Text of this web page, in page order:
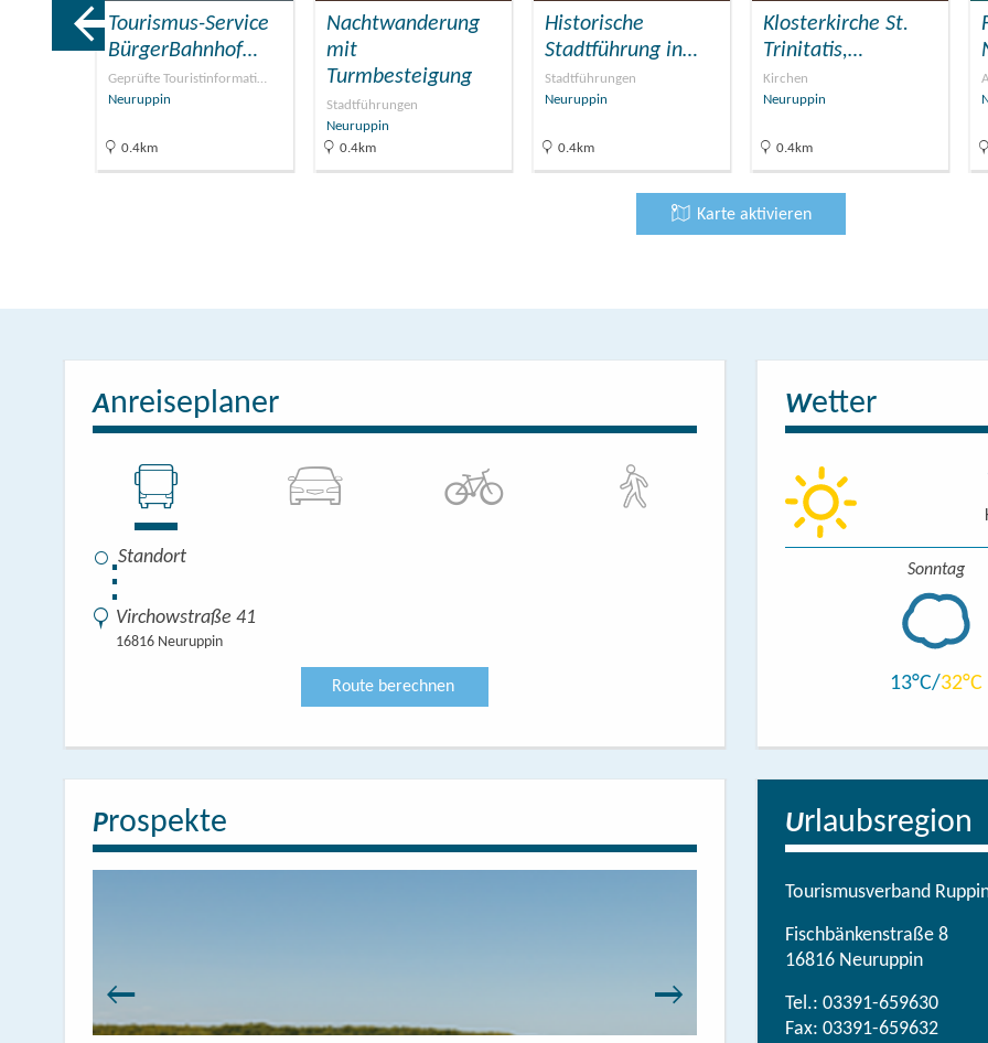
Tourismus-Service
BürgerBahnhof…
Geprüfte Touristinformati…
Neuruppin
0.4km
Nachtwanderung
mit
Turmbesteigung
Stadtführungen
Neuruppin
0.4km
Historische
Stadtführung in…
Stadtführungen
Neuruppin
0.4km
Klosterkirche St.
Trinitatis,…
Kirchen
Neuruppin
0.4km
Karte aktivieren
Anreiseplaner
⋮
Virchowstraße 41
16816 Neuruppin
Route berechnen
Wetter
Sonntag
13 32
Prospekte Urlaubsregion
Tourismusverband
Fischbänkenstraße 8
16816 Neuruppin
Tel.: 03391-659630
Fax: 03391-659632